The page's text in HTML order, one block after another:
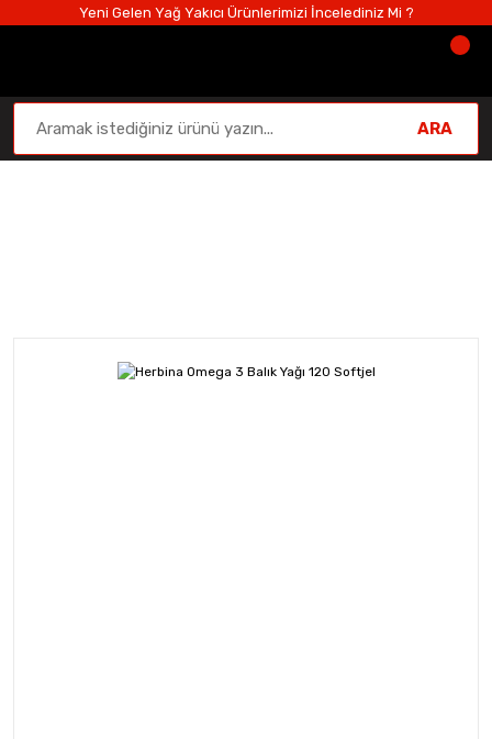
Yeni Gelen Yağ Yakıcı Ürünlerimizi İncelediniz Mi ?
ARA